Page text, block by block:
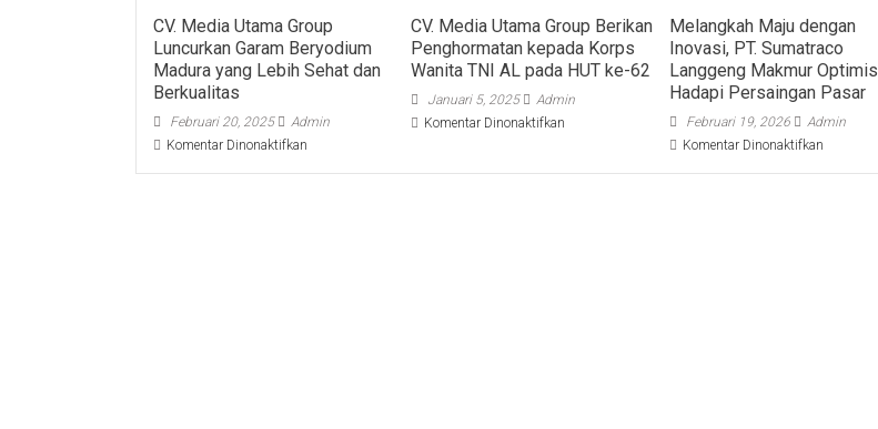
CV. Media Utama Group
Luncurkan Garam Beryodium
Madura yang Lebih Sehat dan
Berkualitas
Februari 20, 2025
Admin
Komentar Dinonaktifkan
CV. Media Utama Group Berikan
Penghormatan kepada Korps
Wanita TNI AL pada HUT ke-62
Januari 5, 2025
Admin
Komentar Dinonaktifkan
Melangkah Maju dengan
Inovasi, PT. Sumatraco
Langgeng Makmur Optimis
Hadapi Persaingan Pasar
Februari 19, 2026
Admin
Komentar Dinonaktifkanpada